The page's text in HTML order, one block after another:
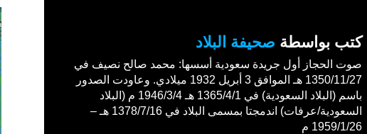
كتب بواسطة صحيفة البلاد
صوت الحجاز أول جريدة سعودية أسسها: محمد صالح نصيف في
1350/11/27 هـ الموافق 3 أبريل 1932 ميلادي. وعاودت الصدور
باسم (البلاد السعودية) في 1365/4/1 هـ 1946/3/4 م (البلاد
السعودية/عرفات) اندمجتا بمسمى البلاد في 1378/7/16 هـ –
1959/1/26 م